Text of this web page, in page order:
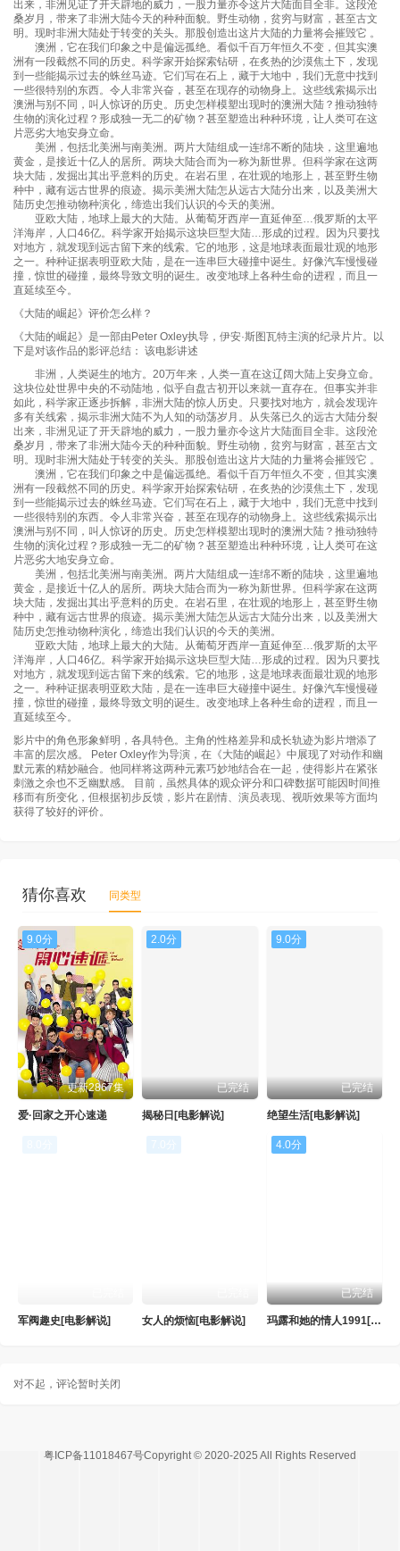
出来，非洲见证了开天辟地的威力，一股力量亦令这片大陆面目全非。这段沧
桑岁月，带来了非洲大陆今天的种种面貌。野生动物，贫穷与财富，甚至古文
明。现时非洲大陆处于转变的关头。那股创造出这片大陆的力量将会摧毁它 。
澳洲，它在我们印象之中是偏远孤绝。看似千百万年恒久不变，但其实澳
洲有一段截然不同的历史。科学家开始探索钻研，在炙热的沙漠焦土下，发现
到一些能揭示过去的蛛丝马迹。它们写在石上，藏于大地中，我们无意中找到
一些很特别的东西。令人非常兴奋，甚至在现存的动物身上。这些线索揭示出
澳洲与别不同，叫人惊讶的历史。历史怎样模塑出现时的澳洲大陆？推动独特
生物的演化过程？形成独一无二的矿物？甚至塑造出种种环境，让人类可在这
片恶劣大地安身立命。
美洲，包括北美洲与南美洲。两片大陆组成一连绵不断的陆块，这里遍地
黄金，是接近十亿人的居所。两块大陆合而为一称为新世界。但科学家在这两
块大陆，发掘出其出乎意料的历史。在岩石里，在壮观的地形上，甚至野生物
种中，藏有远古世界的痕迹。揭示美洲大陆怎从远古大陆分出来，以及美洲大
陆历史怎推动物种演化，缔造出我们认识的今天的美洲。
亚欧大陆，地球上最大的大陆。从葡萄牙西岸一直延伸至…俄罗斯的太平
洋海岸，人口46亿。科学家开始揭示这块巨型大陆…形成的过程。因为只要找
对地方，就发现到远古留下来的线索。它的地形，这是地球表面最壮观的地形
之一。种种证据表明亚欧大陆，是在一连串巨大碰撞中诞生。好像汽车慢慢碰
撞，惊世的碰撞，最终导致文明的诞生。改变地球上各种生命的进程，而且一
直延续至今。
《大陆的崛起》评价怎么样？
《大陆的崛起》是一部由Peter Oxley执导，伊安·斯图瓦特主演的纪录片片。以
下是对该作品的影评总结： 该电影讲述
非洲，人类诞生的地方。20万年来，人类一直在这辽阔大陆上安身立命。
这块位处世界中央的不动陆地，似乎自盘古初开以来就一直存在。但事实并非
如此，科学家正逐步拆解，非洲大陆的惊人历史。只要找对地方，就会发现许
多有关线索，揭示非洲大陆不为人知的动荡岁月。从失落已久的远古大陆分裂
出来，非洲见证了开天辟地的威力，一股力量亦令这片大陆面目全非。这段沧
桑岁月，带来了非洲大陆今天的种种面貌。野生动物，贫穷与财富，甚至古文
明。现时非洲大陆处于转变的关头。那股创造出这片大陆的力量将会摧毁它 。
澳洲，它在我们印象之中是偏远孤绝。看似千百万年恒久不变，但其实澳
洲有一段截然不同的历史。科学家开始探索钻研，在炙热的沙漠焦土下，发现
到一些能揭示过去的蛛丝马迹。它们写在石上，藏于大地中，我们无意中找到
一些很特别的东西。令人非常兴奋，甚至在现存的动物身上。这些线索揭示出
澳洲与别不同，叫人惊讶的历史。历史怎样模塑出现时的澳洲大陆？推动独特
生物的演化过程？形成独一无二的矿物？甚至塑造出种种环境，让人类可在这
片恶劣大地安身立命。
美洲，包括北美洲与南美洲。两片大陆组成一连绵不断的陆块，这里遍地
黄金，是接近十亿人的居所。两块大陆合而为一称为新世界。但科学家在这两
块大陆，发掘出其出乎意料的历史。在岩石里，在壮观的地形上，甚至野生物
种中，藏有远古世界的痕迹。揭示美洲大陆怎从远古大陆分出来，以及美洲大
陆历史怎推动物种演化，缔造出我们认识的今天的美洲。
亚欧大陆，地球上最大的大陆。从葡萄牙西岸一直延伸至…俄罗斯的太平
洋海岸，人口46亿。科学家开始揭示这块巨型大陆…形成的过程。因为只要找
对地方，就发现到远古留下来的线索。它的地形，这是地球表面最壮观的地形
之一。种种证据表明亚欧大陆，是在一连串巨大碰撞中诞生。好像汽车慢慢碰
撞，惊世的碰撞，最终导致文明的诞生。改变地球上各种生命的进程，而且一
直延续至今。
影片中的角色形象鲜明，各具特色。主角的性格差异和成长轨迹为影片增添了
丰富的层次感。 Peter Oxley作为导演，在《大陆的崛起》中展现了对动作和幽
默元素的精妙融合。他同样将这两种元素巧妙地结合在一起，使得影片在紧张
刺激之余也不乏幽默感。 目前，虽然具体的观众评分和口碑数据可能因时间推
移而有所变化，但根据初步反馈，影片在剧情、演员表现、视听效果等方面均
获得了较好的评价。
猜你喜欢 同类型
9.0分
更新2867集
爱·回家之开心速递
2.0分
已完结
揭秘日[电影解说]
9.0分
已完结
绝望生活[电影解说]
军阀趣史[电影解说]
7.0分
女人的烦恼[电影解说]
4.0分
已完结
玛露和她的情人1991[电影解说]
对不起，评论暂时关闭
粤ICP备11018467号Copyright © 2020-2025 All Rights Reserved